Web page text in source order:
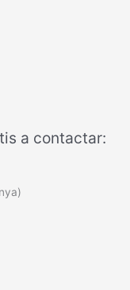
a contactar: